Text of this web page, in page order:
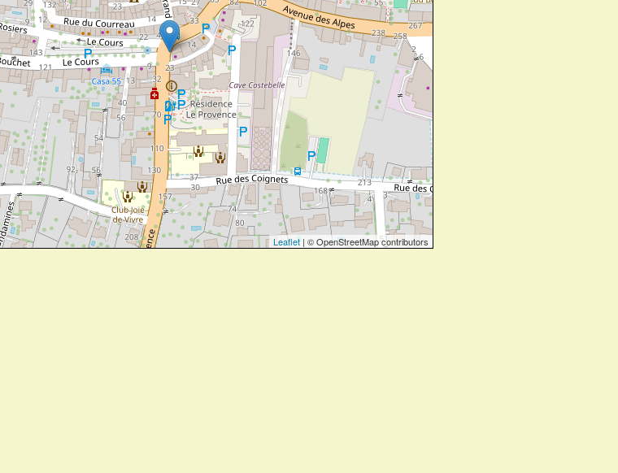
Leaflet| © OpenStreetMap contributors